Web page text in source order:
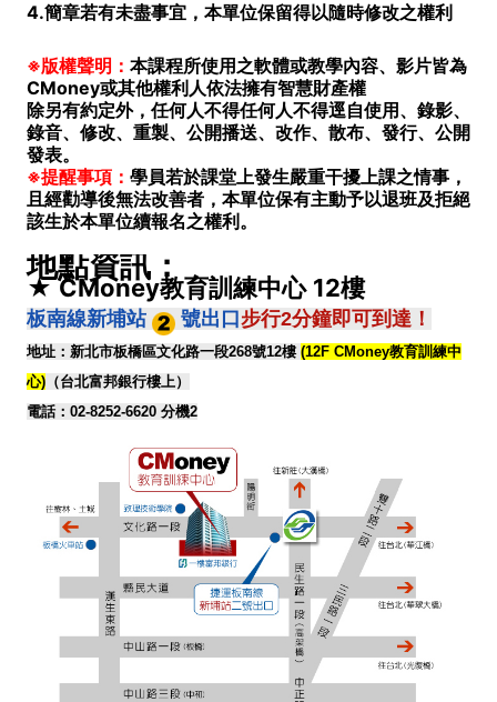
4.簡章若有未盡事宜，本單位保留得以隨時修改之權利
※版權聲明： 本課程所使用之軟體或教學內容、影片皆為
CMoney或其他權利人依法擁有智慧財產權
除另有約定外，任何人不得任何人不得逕自使用、錄影、
錄音、修改、重製、公開播送、改作、散布、發行、公開
發表。
※提醒事項： 學員若於課堂上發生嚴重干擾上課之情事，
且經勸導後無法改善者，本單位保有主動予以退班及拒絕
該生於本單位續報名之權利。
地點資訊：
★CMoney教育訓練中心 12樓
板南線新埔站 號出口 步行2分鐘即可到達！
地址：新北市板橋區文化路一段268號12樓 (12F CMoney教育訓練中
心) （台北富邦銀行樓上）
電話：02-8252-6620 分機2